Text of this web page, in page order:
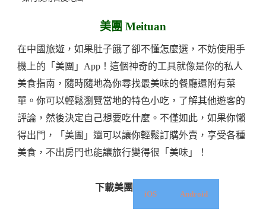
美團 Meituan
在中國旅遊，如果肚子餓了卻不懂怎麼選，不妨使用手
機上的「美團」App！這個神奇的工具就像是你的私人
美食指南，隨時隨地為你尋找最美味的餐廳還附有菜
單。你可以輕鬆瀏覽當地的特色小吃，了解其他遊客的
評論，然後決定自己想要吃什麼。不僅如此，如果你懶
得出門，「美團」還可以讓你輕鬆訂購外賣，享受各種
美食，不出房門也能讓旅行變得很「美味」！
下載美團
iOS Android